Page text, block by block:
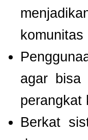
agar bisa
perangkat
Berkat